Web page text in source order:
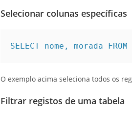
Selecionar colunas específicas
SELECT nome, morada
O exemplo acima seleciona todos os
Filtrar registos de uma tabela